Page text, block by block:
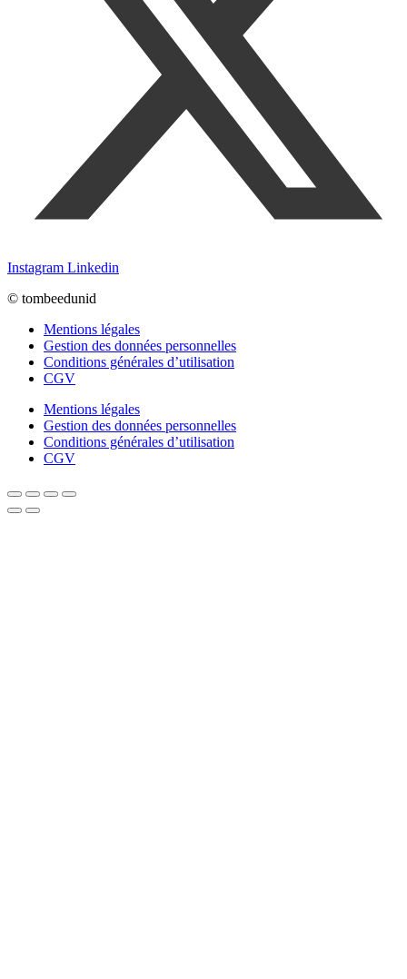
Instagram Linkedin
© tombeedunid
Mentions légales
Gestion des données personnelles
Conditions générales d’utilisation
CGV
Mentions légales
Gestion des données personnelles
Conditions générales d’utilisation
CGV